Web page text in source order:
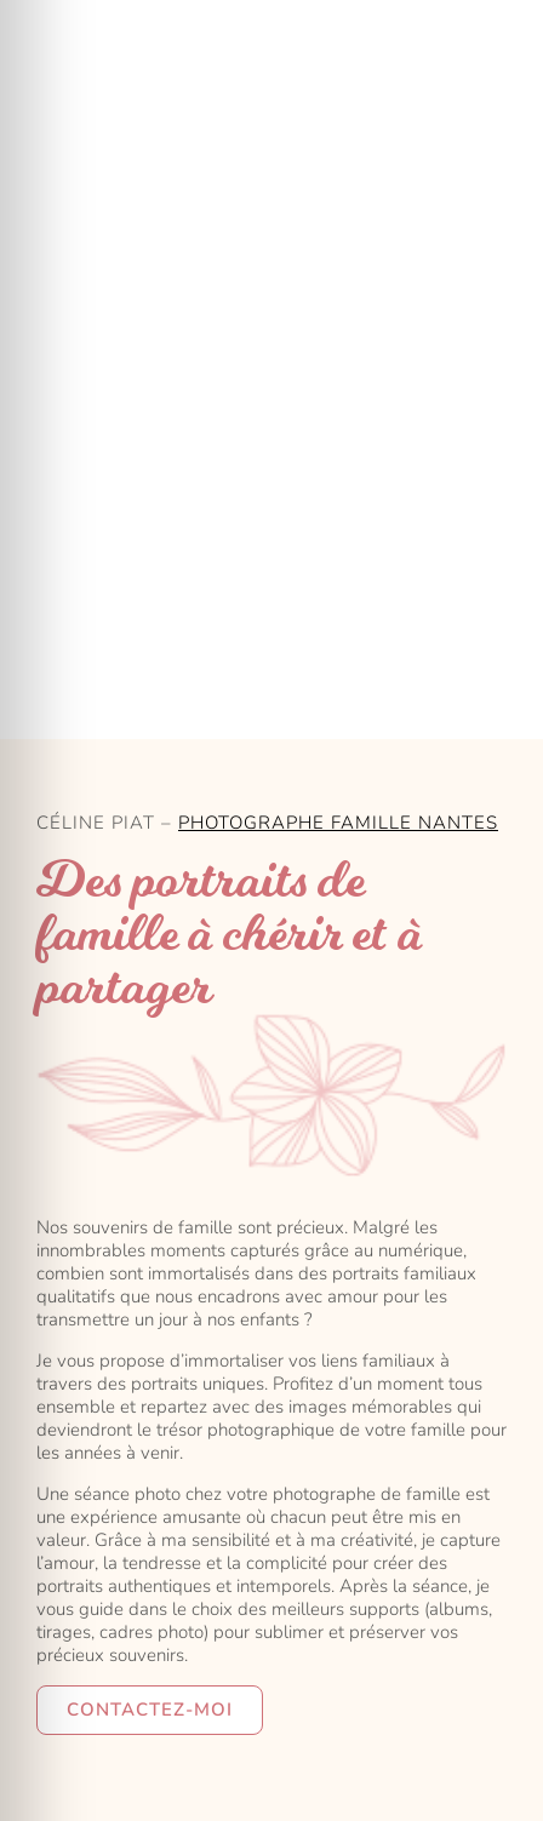
CÉLINE PIAT – PHOTOGRAPHE FAMILLE NANTES
Des portraits de
famille à chérir et à
partager
Nos souvenirs de famille sont précieux. Malgré les
innombrables moments capturés grâce au numérique,
combien sont immortalisés dans des portraits familiaux
qualitatifs que nous encadrons avec amour pour les
transmettre un jour à nos enfants ?
Je vous propose d’immortaliser vos liens familiaux à
travers des portraits uniques. Profitez d’un moment tous
ensemble et repartez avec des images mémorables qui
deviendront le trésor photographique de votre famille pour
les années à venir.
Une séance photo chez votre photographe de famille est
une expérience amusante où chacun peut être mis en
valeur. Grâce à ma sensibilité et à ma créativité, je capture
l’amour, la tendresse et la complicité pour créer des
portraits authentiques et intemporels. Après la séance, je
vous guide dans le choix des meilleurs supports (albums,
tirages, cadres photo) pour sublimer et préserver vos
précieux souvenirs.
CONTACTEZ-MOI